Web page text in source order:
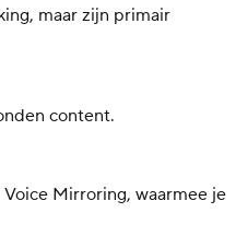
maar zijn primair
content.
Mirroring, waarmee je